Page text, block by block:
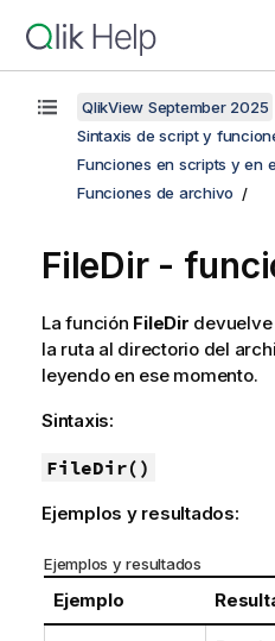
QlikView September 2025
Sintaxis de script y
Funciones en scripts y en
Funciones de archivo
FileDir -
La función FileDir
la ruta al directorio del
leyendo en ese momento.
Sintaxis:
FileDir()
Ejemplos y resultados:
Ejemplos y resultados
Ejemplo